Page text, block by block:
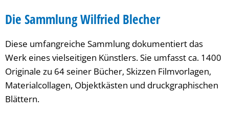
Die Sammlung Wilfried Blecher
Diese umfangreiche Sammlung dokumentiert das
Werk eines vielseitigen Künstlers. Sie umfasst ca. 1400
Originale zu 64 seiner Bücher, Skizzen Filmvorlagen,
Materialcollagen, Objektkästen und druckgraphischen
Blättern.